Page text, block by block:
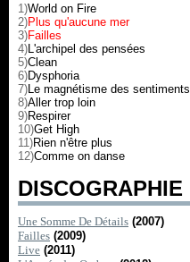
1)World on Fire
2)Plus qu'aucune mer
3)Failles
4)L'archipel des pensées
5)Clean
6)Dysphoria
7)Le magnétisme des sentiments
8)Aller trop loin
9)Respirer
10)Get High
11)Rien n'être plus
12)Comme on danse
DISCOGRAPHIE
Une Somme De Détails (2007)
Failles (2009)
Live (2011)